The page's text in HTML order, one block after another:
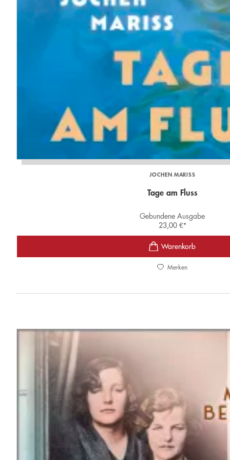
JOCHEN MARISS
Tage am Fluss
Gebundene Ausgabe
23,00 €*
Merken